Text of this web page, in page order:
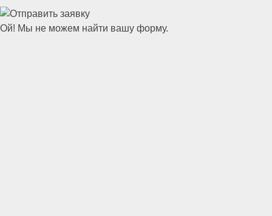
Ой! Мы не можем найти вашу форму.